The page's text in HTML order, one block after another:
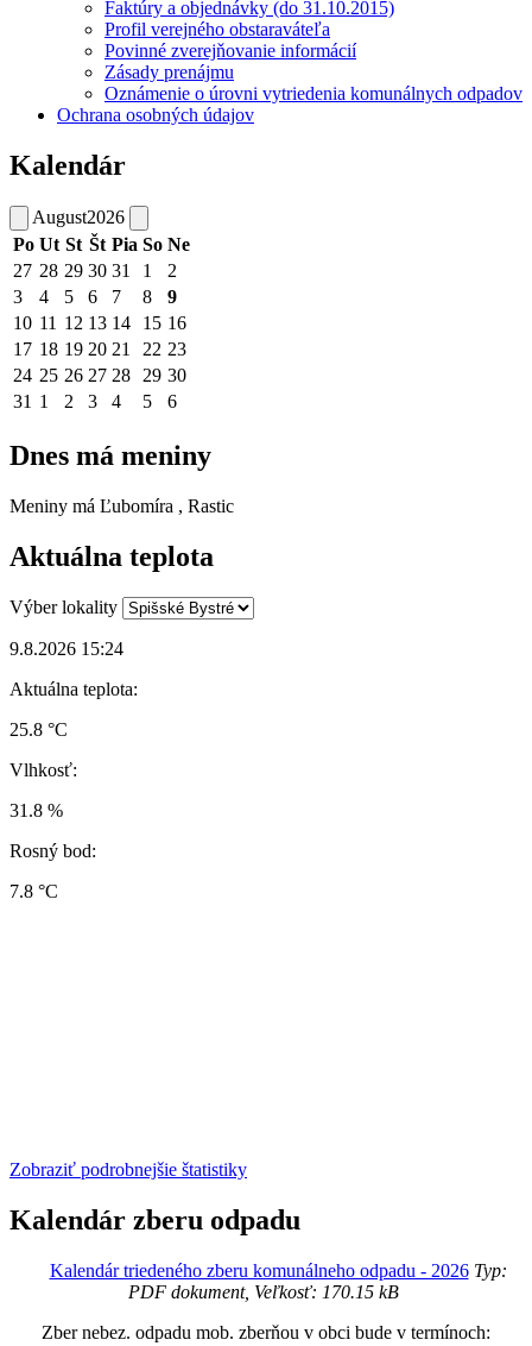
Faktúry a objednávky (do 31.10.2015)
Profil verejného obstaraváteľa
Povinné zverejňovanie informácií
Zásady prenájmu
Oznámenie o úrovni vytriedenia komunálnych odpadov
Ochrana osobných údajov
Kalendár
August2026
Po Ut St Št Pia So Ne
27 28 29 30 31 1
2
3
4 5 6 7 8
9
10 11 12 13 14 15 16
17 18 19 20 21 22 23
24 25 26 27 28 29 30
31 1 2 3 4 5 6
Dnes má meniny
Meniny má Ľubomíra , Rastic
Aktuálna teplota
Výber lokality
9.8.2026 15:24
Aktuálna teplota:
25.8 °C
Vlhkosť:
31.8 %
Rosný bod:
7.8 °C
Zobraziť podrobnejšie štatistiky
Kalendár zberu odpadu
Kalendár triedeného zberu komunálneho odpadu - 2026Typ:
PDF dokument, Veľkosť: 170.15 kB
Zber nebez. odpadu mob. zberňou v obci bude v termínoch: